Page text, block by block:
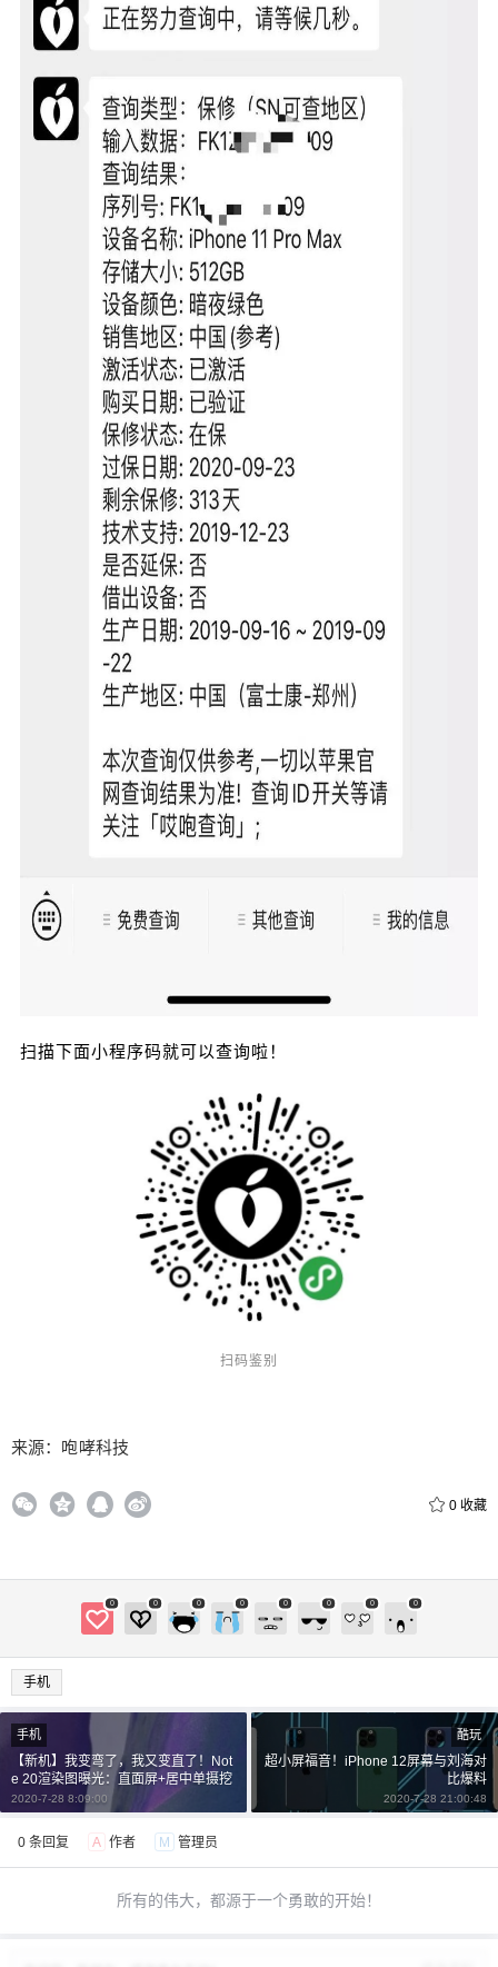
扫描下面小程序码就可以查询啦！
扫码鉴别
来源：咆哮科技
0 收藏
0 0 0 0 0 0 0 0
手机
手机
【新机】我变弯了，我又变直了！Not
e 20渲染图曝光：直面屏+居中单摄挖
孔
2020-7-28 8:09:00
酷玩
超小屏福音！iPhone 12屏幕与刘海对
比爆料
2020-7-28 21:00:48
0 条回复 A 作者 M 管理员
所有的伟大，都源于一个勇敢的开始！